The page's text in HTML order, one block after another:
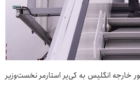
خارجه انگلیس به کی‌یر استارمر نخست‌وزیر